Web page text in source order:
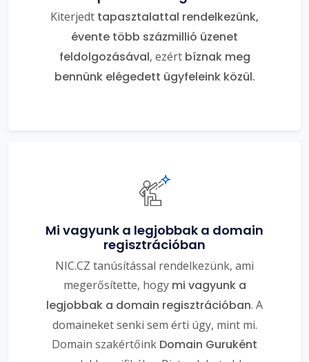
Kiterjedt tapasztalattal rendelkezünk,
évente több százmillió üzenet
feldolgozásával, ezért bíznak meg
bennünk elégedett ügyfeleink közül.
Mi vagyunk a legjobbak a domain
regisztrációban
NIC.CZ tanúsítással rendelkezünk, ami
megerősítette, hogy mi vagyunk a
legjobbak a domain regisztrációban. A
domaineket senki sem érti úgy, mint mi.
Domain szakértőink Domain Guruként